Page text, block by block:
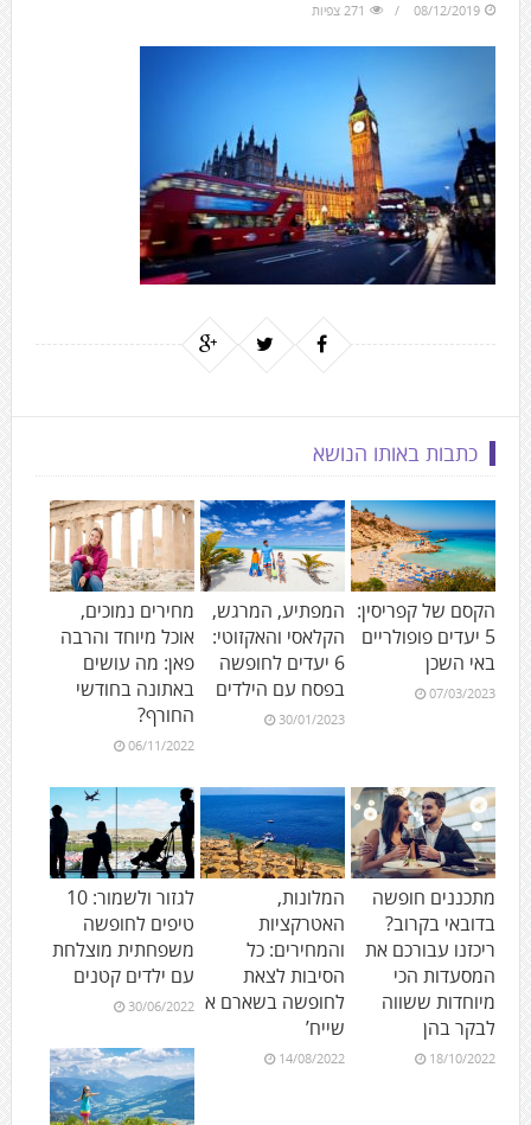
next
area
08/12/2019 271 צפיות
כתבות באותו הנושא
הקסם של קפריסין:
5 יעדים פופולריים
באי השכן
07/03/2023
המפתיע, המרגש,
הקלאסי והאקזוטי:
6 יעדים לחופשה
בפסח עם הילדים
30/01/2023
מחירים נמוכים,
אוכל מיוחד והרבה
פאן: מה עושים
באתונה בחודשי
החורף?
06/11/2022
מתכננים חופשה
בדובאי בקרוב?
ריכזנו עבורכם את
המסעדות הכי
מיוחדות ששווה
לבקר בהן
18/10/2022
המלונות,
האטרקציות
והמחירים: כל
הסיבות לצאת
לחופשה בשארם א
שייח’
14/08/2022
לגזור ולשמור: 10
טיפים לחופשה
משפחתית מוצלחת
עם ילדים קטנים
30/06/2022